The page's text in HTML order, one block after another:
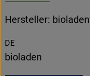
Hersteller:
DE
bioladen